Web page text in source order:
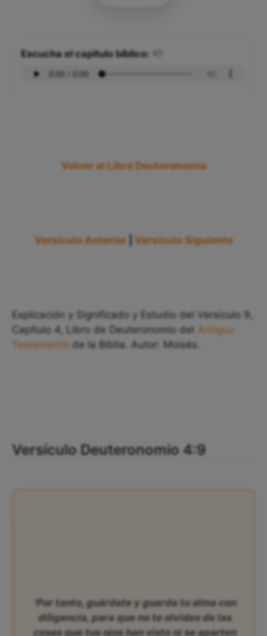
Escucha el capítulo bíblico:
Volver al Libro Deuteronomio
Versículo Anterior Versículo Siguiente
Explicación y Significado y Estudio del Versículo 9,
Capítulo 4, Libro de Deuteronomio del Antiguo
Testamento de la Biblia. Autor: Moisés.
Versículo Deuteronomio 4:9
‘Por tanto, guárdate y guarda tu alma con
diligencia, para que no te olvides de las
cosas que tus ojos han visto ni se aparten